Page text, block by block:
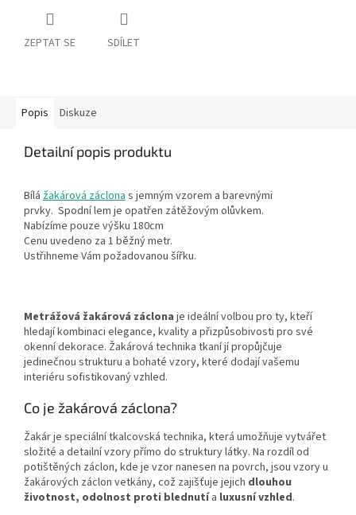
ZEPTAT SE SDÍLET
Popis Diskuze
Detailní popis produktu
Bílá žakárová záclonas jemným vzorem a barevnými
prvky. Spodní lem je opatřen zátěžovým olůvkem.
Nabízíme pouze výšku 180cm
Cenu uvedeno za 1 běžný metr.
Ustřihneme Vám požadovanou šířku.
Metrážová žakárová záclona je ideální volbou pro ty, kteří
hledají kombinaci elegance, kvality a přizpůsobivosti pro své
okenní dekorace. Žakárová technika tkaní jí propůjčuje
jedinečnou strukturu a bohaté vzory, které dodají vašemu
interiéru sofistikovaný vzhled.
Co je žakárová záclona?
Žakár je speciální tkalcovská technika, která umožňuje vytvářet
složité a detailní vzory přímo do struktury látky. Na rozdíl od
potištěných záclon, kde je vzor nanesen na povrch, jsou vzory u
žakárových záclon vetkány, což zajišťuje jejich dlouhou
životnost, odolnost proti blednutía luxusní vzhled.